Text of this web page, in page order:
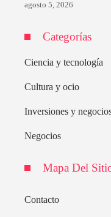
agosto 5, 2026
Categorías
Ciencia y tecnología
Cultura y ocio
Inversiones y
Negocios
Mapa Del
Contacto